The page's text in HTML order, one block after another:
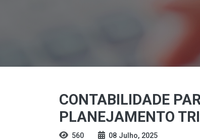
CONTABILIDADE
PLANEJAMENTO
560 08 Julho, 2025